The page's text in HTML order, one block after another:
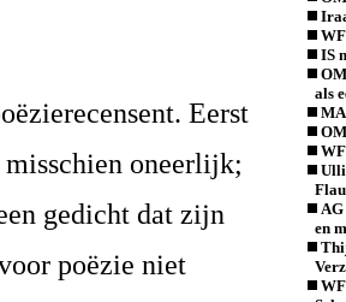
Eerst
oneerlijk;
gedicht dat zijn
poëzie niet
IS
als
Ulli
en